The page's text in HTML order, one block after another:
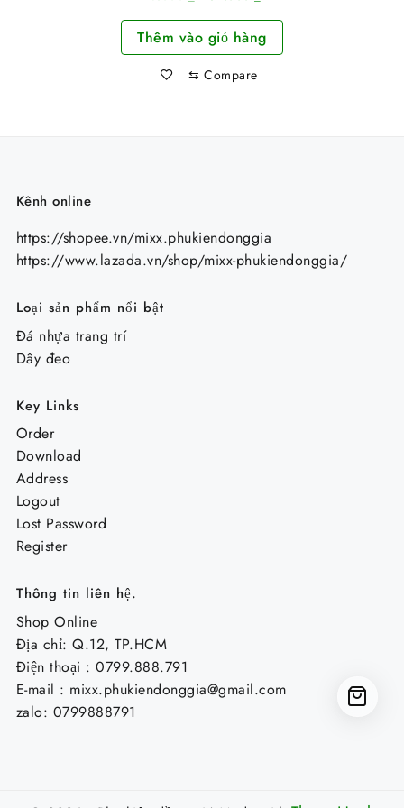
Siêu Sáng Dùng Pin
Sạc
gốc
là:
75.000 ₫.
hiện
tại
là:
Thêm vào giỏ hàng
⇆ Compare
Kênh online
https://shopee.vn/mixx.phukiendonggia
https://www.lazada.vn/shop/mixx-phukiendonggia/
Loại sản phẩm nổi bật
Đá nhựa trang trí
Dây đeo
Key Links
Order
Download
Address
Logout
Lost Password
Register
Thông tin liên hệ.
Shop Online
Địa chỉ: Q.12, TP.HCM
Điện thoại : 0799.888.791
E-mail : mixx.phukiendonggia@gmail.com
zalo: 0799888791